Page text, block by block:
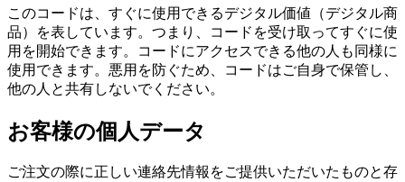
このコードは、すぐに使用できるデジタル価値（デジタル商
品）を表しています。つまり、コードを受け取ってすぐに使
用を開始できます。コードにアクセスできる他の人も同様に
使用できます。悪用を防ぐため、コードはご自身で保管し、
他の人と共有しないでください。
お客様の個人データ
ご注文の際に正しい連絡先情報をご提供いただいたものと存